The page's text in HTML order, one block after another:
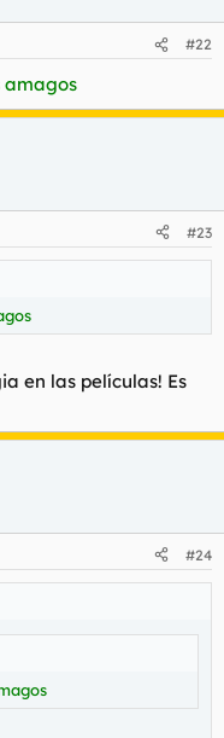
#22
amagos
#23
en las películas! Es
#24